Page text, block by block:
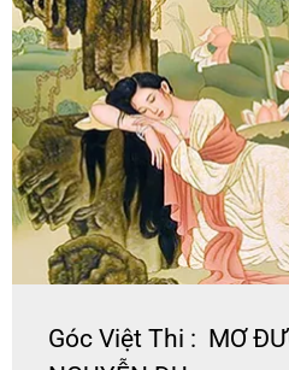
Góc Việt Thi : MƠ